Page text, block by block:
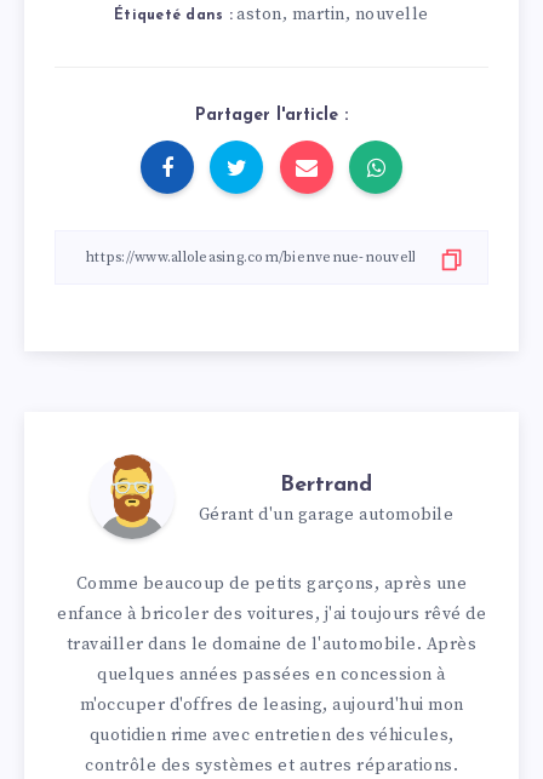
Étiqueté dans : aston, martin, nouvelle
Partager l'article :
Bertrand
Gérant d'un garage automobile
Comme beaucoup de petits garçons, après une
enfance à bricoler des voitures, j'ai toujours rêvé de
travailler dans le domaine de l'automobile. Après
quelques années passées en concession à
m'occuper d'offres de leasing, aujourd'hui mon
quotidien rime avec entretien des véhicules,
contrôle des systèmes et autres réparations.